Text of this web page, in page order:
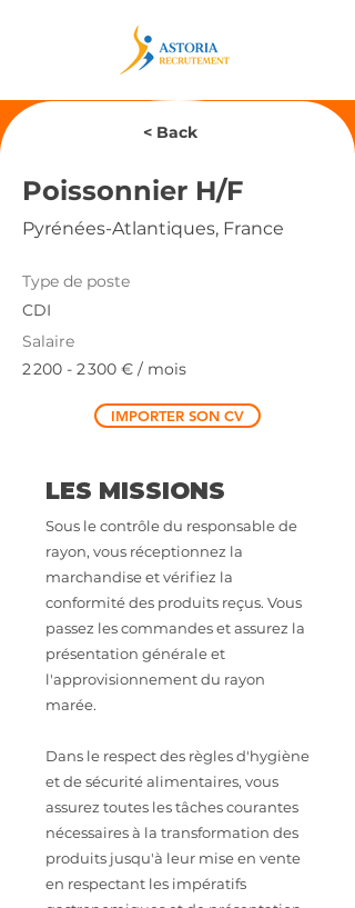
< Back
Poissonnier H/F
Pyrénées-Atlantiques, France
Type de poste
CDI
Salaire
2 200 - 2 300 € / mois
IMPORTER SON CV
LES MISSIONS
Sous le contrôle du responsable de
rayon, vous réceptionnez la
marchandise et vérifiez la
conformité des produits reçus. Vous
passez les commandes et assurez la
présentation générale et
l'approvisionnement du rayon
marée.
Dans le respect des règles d'hygiène
et de sécurité alimentaires, vous
assurez toutes les tâches courantes
nécessaires à la transformation des
produits jusqu'à leur mise en vente
en respectant les impératifs